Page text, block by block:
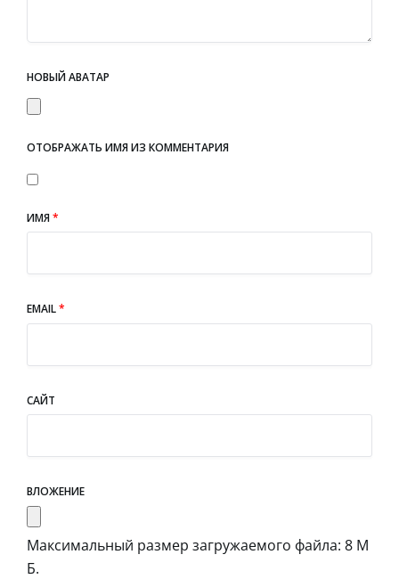
НОВЫЙ АВАТАР
ОТОБРАЖАТЬ ИМЯ ИЗ КОММЕНТАРИЯ
ИМЯ*
EMAIL*
САЙТ
ВЛОЖЕНИЕ
Максимальный размер загружаемого файла: 8 М
Б.